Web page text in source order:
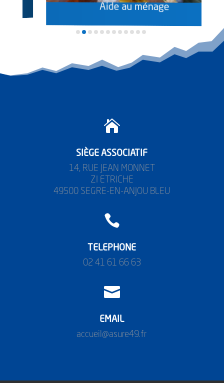
Aide au ménage

SIÈGE ASSOCIATIF
14, RUE JEAN MONNET
ZI ETRICHE
49500 SEGRE-EN-ANJOU BLEU

TELEPHONE
02 41 61 66 63

EMAIL
accueil@asure49.fr